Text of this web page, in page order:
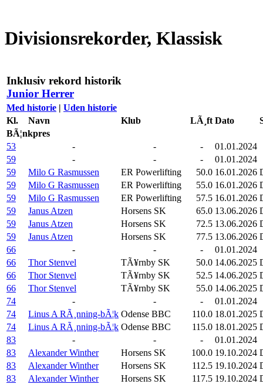
Divisionsrekorder, Klassisk
Inklusiv rekord historik
Junior Herrer
Med historie | Uden historie
Kl.
Navn Klub LÃ¸ft Dato
BÃ¦nkpres
53
- - -
01.01.2024
59
- - -
01.01.2024
59
Milo G Rasmussen ER Powerlifting 50.0 16.01.2026
59
Milo G Rasmussen ER Powerlifting 55.0 16.01.2026
59
Milo G Rasmussen ER Powerlifting 57.5 16.01.2026
59
Janus Atzen Horsens SK 65.0 13.06.2026
59
Janus Atzen Horsens SK 72.5 13.06.2026
59
Janus Atzen Horsens SK 77.5 13.06.2026
66
- - -
01.01.2024
66
Thor Stenvel TÃ¥rnby SK 50.0 14.06.2025
66
Thor Stenvel TÃ¥rnby SK 52.5 14.06.2025
66
Thor Stenvel TÃ¥rnby SK 55.0 14.06.2025
74
- - -
01.01.2024
74
Linus A RÃ¸nning-bÃ¦k Odense BBC 110.0 18.01.2025
74
Linus A RÃ¸nning-bÃ¦k Odense BBC 115.0 18.01.2025
83
- - -
01.01.2024
83
Alexander Winther Horsens SK 100.0 19.10.2024
83
Alexander Winther Horsens SK 112.5 19.10.2024
83
Alexander Winther Horsens SK 117.5 19.10.2024